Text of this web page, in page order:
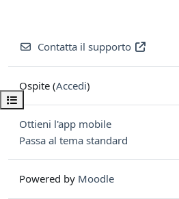
Apri indice del corso
Contatta il supporto
Ospite (Accedi)
Ottieni l'app mobile
Passa al tema standard
Powered by Moodle